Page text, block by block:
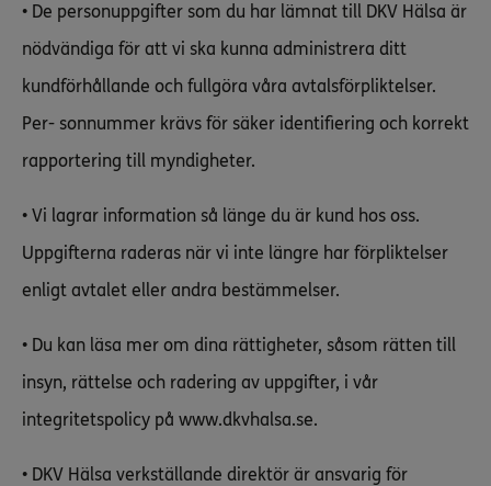
• De personuppgifter som du har lämnat till DKV Hälsa är
nödvändiga för att vi ska kunna administrera ditt
kundförhållande och fullgöra våra avtalsförpliktelser.
Per- sonnummer krävs för säker identifiering och korrekt
rapportering till myndigheter.
• Vi lagrar information så länge du är kund hos oss.
Uppgifterna raderas när vi inte längre har förpliktelser
enligt avtalet eller andra bestämmelser.
• Du kan läsa mer om dina rättigheter, såsom rätten till
insyn, rättelse och radering av uppgifter, i vår
integritetspolicy på www.dkvhalsa.se.
• DKV Hälsa verkställande direktör är ansvarig för